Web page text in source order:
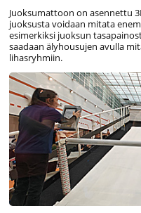
Juoksumattoon on asennettu
juoksusta voidaan mitata
esimerkiksi juoksun
saadaan älyhousujen avulla
lihasryhmiin.